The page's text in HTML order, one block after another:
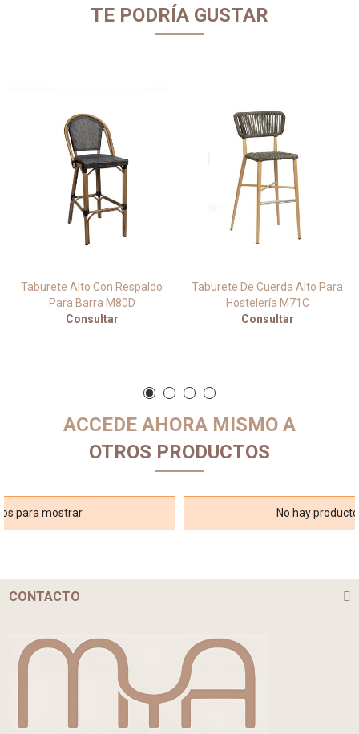
TE PODRÍA GUSTAR
Taburete Alto Con Respaldo
Para Barra M80D
Consultar
Taburete De Cuerda Alto Para
Hostelería M71C
Consultar
ACCEDE AHORA MISMO A
OTROS PRODUCTOS
para mostrar No hay
CONTACTO